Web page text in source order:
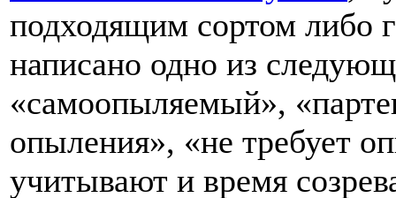
подходящим сортом либо
написано одно из
«самоопыляемый»,
опыления», «не требует
учитывают и время